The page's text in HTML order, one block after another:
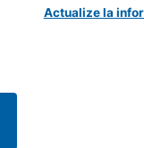
Actualize la